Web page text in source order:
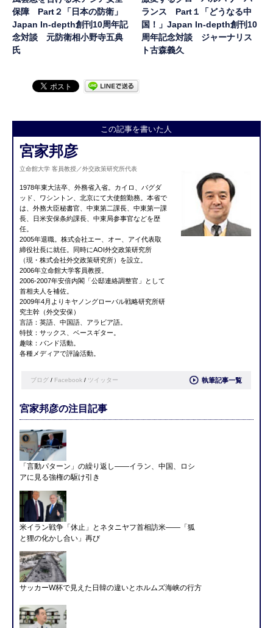
保障 Part２「日本の防衛」
Japan In-depth創刊10周年記
念対談 元防衛相小野寺五典
氏
ランス Part１「どうなる中
国！」Japan In-depth創刊10
周年記念対談 ジャーナリス
ト古森義久
この記事を書いた人
宮家邦彦
立命館大学 客員教授／外交政策研究所代表
1978年東大法卒、外務省入省。カイロ、バグダ
ッド、ワシントン、北京にて大使館勤務。本省で
は、外務大臣秘書官、中東第二課長、中東第一課
長、日米安保条約課長、中東局参事官などを歴
任。
2005年退職。株式会社エー、オー、アイ代表取
締役社長に就任。同時にAOI外交政策研究所
（現・株式会社外交政策研究所）を設立。
2006年立命館大学客員教授。
2006-2007年安倍内閣「公邸連絡調整官」として
首相夫人を補佐。
2009年4月よりキヤノングローバル戦略研究所研
究主幹（外交安保）
言語：英語、中国語、アラビア語。
特技：サックス、ベースギター。
趣味：バンド活動。
各種メディアで評論活動。
ブログ / Facebook / ツイッター 執筆記事一覧
宮家邦彦の注目記事
「言動パターン」の繰り返し――イラン、中国、ロシ
アに見る強権の駆け引き
米イラン戦争「休止」とネタニヤフ首相訪米――「狐
と狸の化かし合い」再び
サッカーW杯で見えた日韓の違いとホルムズ海峡の行方